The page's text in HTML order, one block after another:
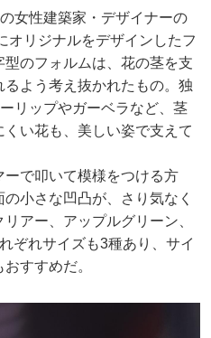
女性建築家・デザイナーの
オリジナルをデザインしたフ
のフォルムは、花の茎を支
よう考え抜かれたもの。独
リップやガーベラなど、茎
い花も、美しい姿で支えて
で叩いて模様をつける方
小さな凹凸が、さり気なく
アー、アップルグリーン、
ぞれサイズも3種あり、サイ
すすめだ。